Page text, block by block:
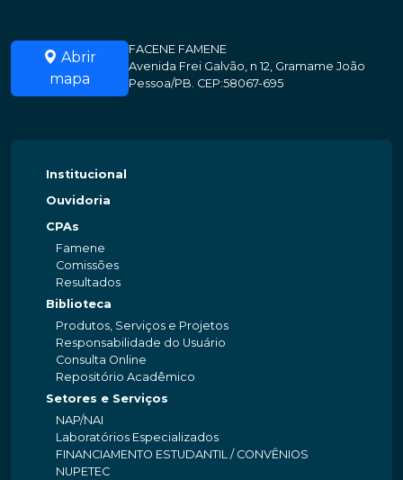
Abrir
mapa
FACENE FAMENE
Avenida Frei Galvão, n 12, Gramame João
Pessoa/PB. CEP:58067-695
Institucional
Ouvidoria
CPAs
Famene
Comissões
Resultados
Biblioteca
Produtos, Serviços e Projetos
Responsabilidade do Usuário
Consulta Online
Repositório Acadêmico
Setores e Serviços
NAP/NAI
Laboratórios Especializados
FINANCIAMENTO ESTUDANTIL / CONVÊNIOS
NUPETEC